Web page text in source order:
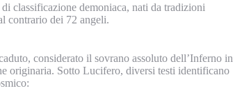
classificazione demoniaca, nati da tradizioni
contrario dei 72 angeli.
considerato il sovrano assoluto dell’Inferno in
originaria. Sotto Lucifero, diversi testi identificano